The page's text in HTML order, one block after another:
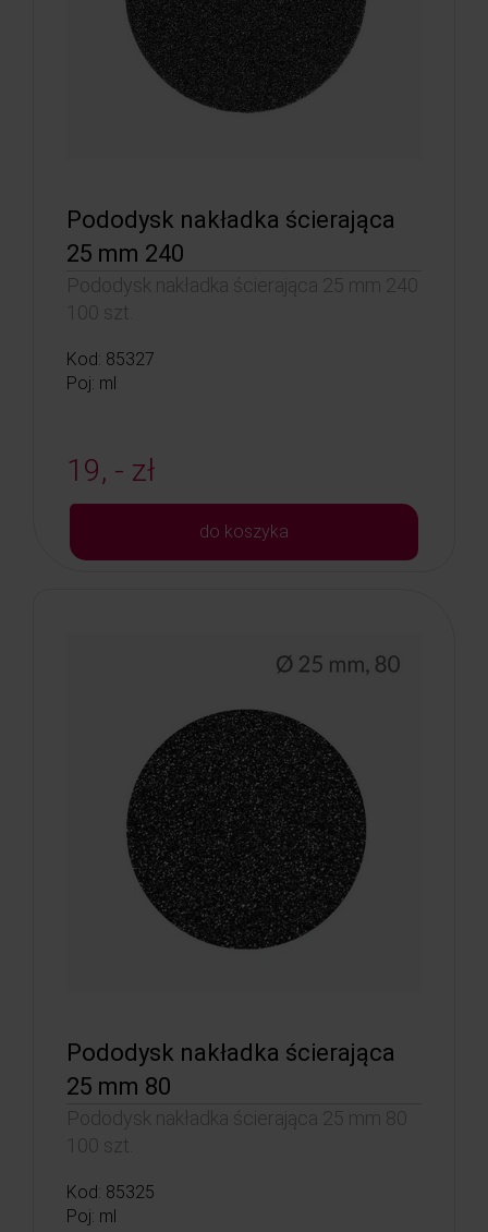
Pododysk nakładka ścierająca
25 mm 240
Pododysk nakładka ścierająca 25 mm 240
100 szt.
Kod: 85327
Poj: ml
19, - zł
do koszyka
Pododysk nakładka ścierająca
25 mm 80
Pododysk nakładka ścierająca 25 mm 80
100 szt.
Kod: 85325
Poj: ml